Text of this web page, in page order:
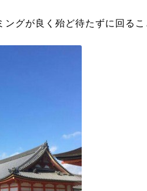
ングが良く殆ど待たずに回るこ